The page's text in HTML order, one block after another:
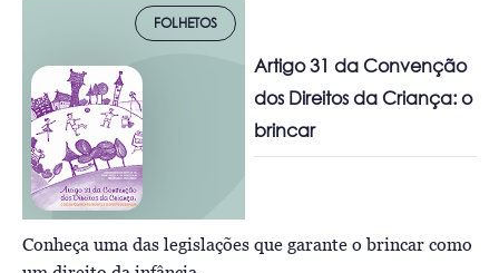
FOLHETOS
Artigo 31 da Convenção
dos Direitos da Criança: o
brincar
Conheça uma das legislações que garante o brincar como